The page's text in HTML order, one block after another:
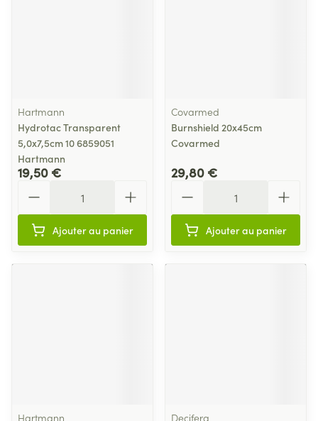
Hartmann
Hydrotac Transparent
5,0x7,5cm 10 6859051
Hartmann
19,50 €
Ajouter au panier
Covarmed
Burnshield 20x45cm
Covarmed
29,80 €
Ajouter au panier
Hartmann Decifera